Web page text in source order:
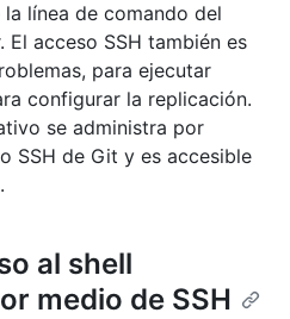
línea de comando del
El acceso SSH también es
para ejecutar
configurar la replicación.
se administra por
SSH de Git y es accesible
al shell
medio de SSH